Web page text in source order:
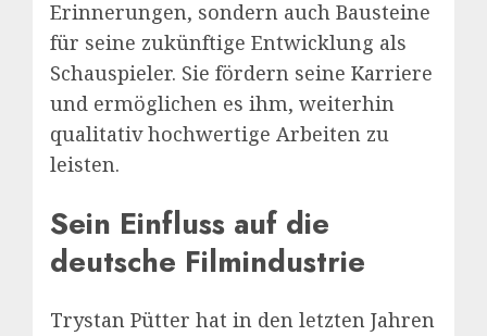
Erinnerungen, sondern auch Bausteine
für seine zukünftige Entwicklung als
Schauspieler. Sie fördern seine Karriere
und ermöglichen es ihm, weiterhin
qualitativ hochwertige Arbeiten zu
leisten.
Sein Einfluss auf die
deutsche Filmindustrie
Trystan Pütter hat in den letzten Jahren